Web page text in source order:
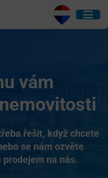
vám
řešit, když chcete
se nám ozvěte
na nás.